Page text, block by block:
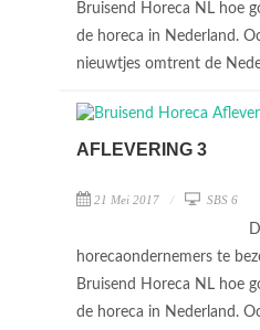
Bruisend Horeca NL hoe
de horeca in Nederland.
nieuwtjes omtrent de
AFLEVERING 3
21 Mei 2017 SBS 6
horecaondernemers te
Bruisend Horeca NL hoe
de horeca in Nederland.